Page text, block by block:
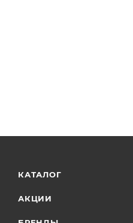
КАТАЛОГ
АКЦИИ